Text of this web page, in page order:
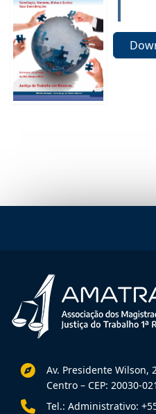
Av. Presidente Wilson,
Centro – CEP: 20030-
Tel.: Administrativo: